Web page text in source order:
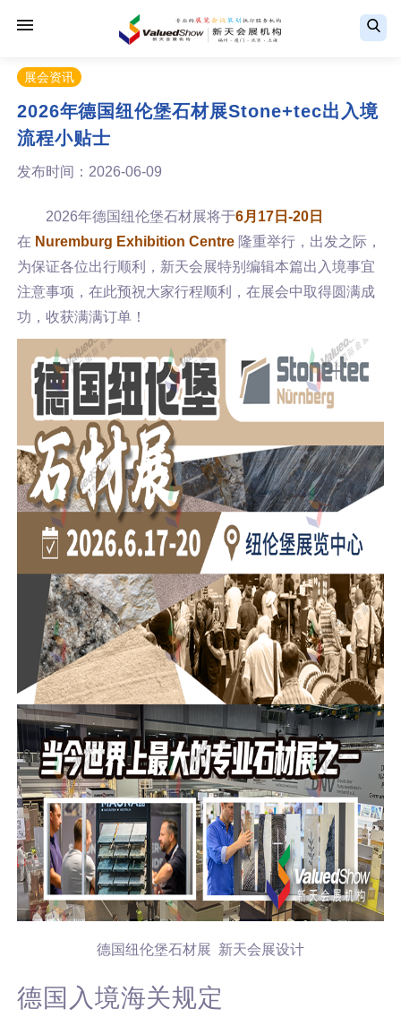
展会资讯
2026年德国纽伦堡石材展Stone+tec出入境
流程小贴士
发布时间：2026-06-09
2026年德国纽伦堡石材展将于6月17日-20日
在 Nuremburg Exhibition Centre 隆重举行，出发之际，
为保证各位出行顺利，新天会展特别编辑本篇出入境事宜
注意事项，在此预祝大家行程顺利，在展会中取得圆满成
功，收获满满订单！
德国纽伦堡石材展 新天会展设计
德国入境海关规定